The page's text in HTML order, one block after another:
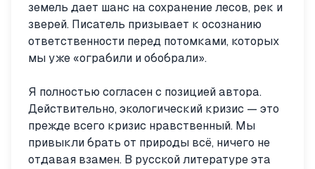
земель дает шанс на сохранение лесов, рек и
зверей. Писатель призывает к осознанию
ответственности перед потомками, которых
мы уже «ограбили и обобрали».
Я полностью согласен с позицией автора.
Действительно, экологический кризис — это
прежде всего кризис нравственный. Мы
привыкли брать от природы всё, ничего не
отдавая взамен. В русской литературе эта